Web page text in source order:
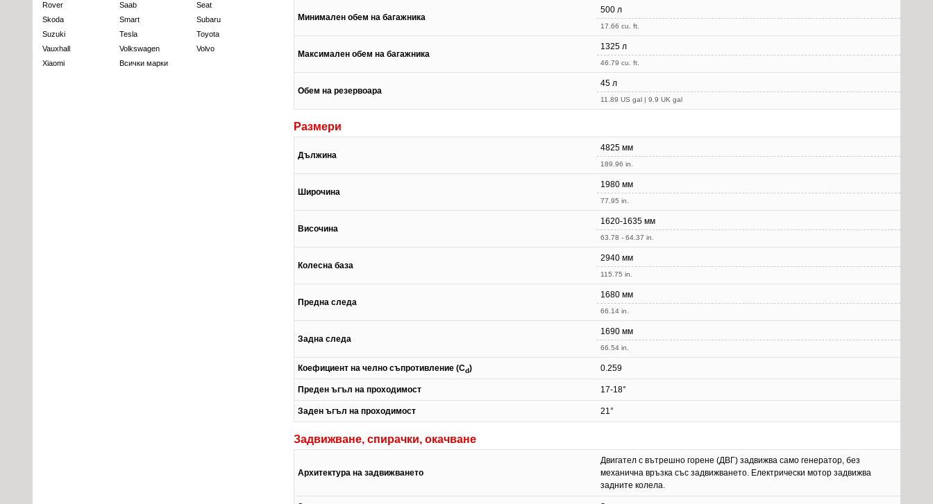
Rover
Saab
Seat
Skoda
Smart
Subaru
Suzuki
Tesla
Toyota
Vauxhall
Volkswagen
Volvo
Xiaomi
Всички марки
Минимален обем на багажника
500 л
17.66 cu. ft.
Максимален обем на багажника
1325 л
46.79 cu. ft.
Обем на резервоара
45 л
11.89 US gal | 9.9 UK gal
Размери
Дължина
4825 мм
189.96 in.
Широчина
1980 мм
77.95 in.
Височина
1620-1635 мм
63.78 - 64.37 in.
Колесна база
2940 мм
115.75 in.
Предна следа
1680 мм
66.14 in.
Задна следа
1690 мм
66.54 in.
Коефициент на челно съпротивление (Cd) 0.259
Преден ъгъл на проходимост 17-18°
Заден ъгъл на проходимост 21°
Задвижване, спирачки, окачване
Архитектура на задвижването
Двигател с вътрешно горене (ДВГ) задвижва само генератор, без
механична връзка със задвижването. Електрически мотор задвижва
задните колела.